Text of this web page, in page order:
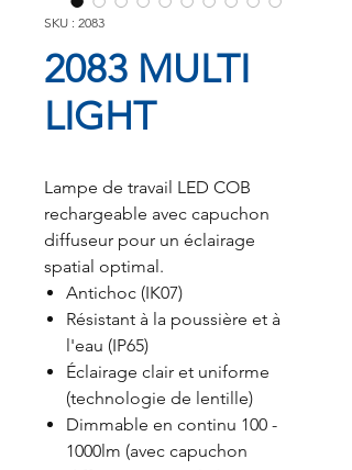
SKU : 2083
2083 MULTI
LIGHT
Lampe de travail LED COB
rechargeable avec capuchon
diffuseur pour un éclairage
spatial optimal.
Antichoc (IK07)
Résistant à la poussière et à
l'eau (IP65)
Éclairage clair et uniforme
(technologie de lentille)
Dimmable en continu 100 -
1000lm (avec capuchon